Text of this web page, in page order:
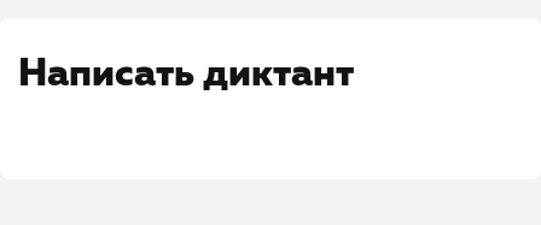
Написать диктант